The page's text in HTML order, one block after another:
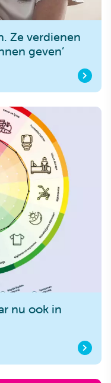
Ze verdienen
geven’
nu ook in